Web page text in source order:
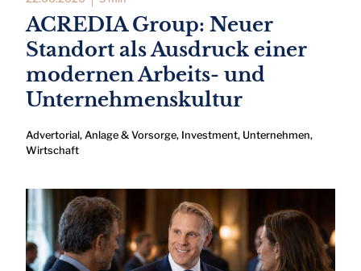
ACREDIA Group: Neuer
Standort als Ausdruck einer
modernen Arbeits- und
Unternehmenskultur
Advertorial, Anlage & Vorsorge, Investment, Unternehmen,
Wirtschaft